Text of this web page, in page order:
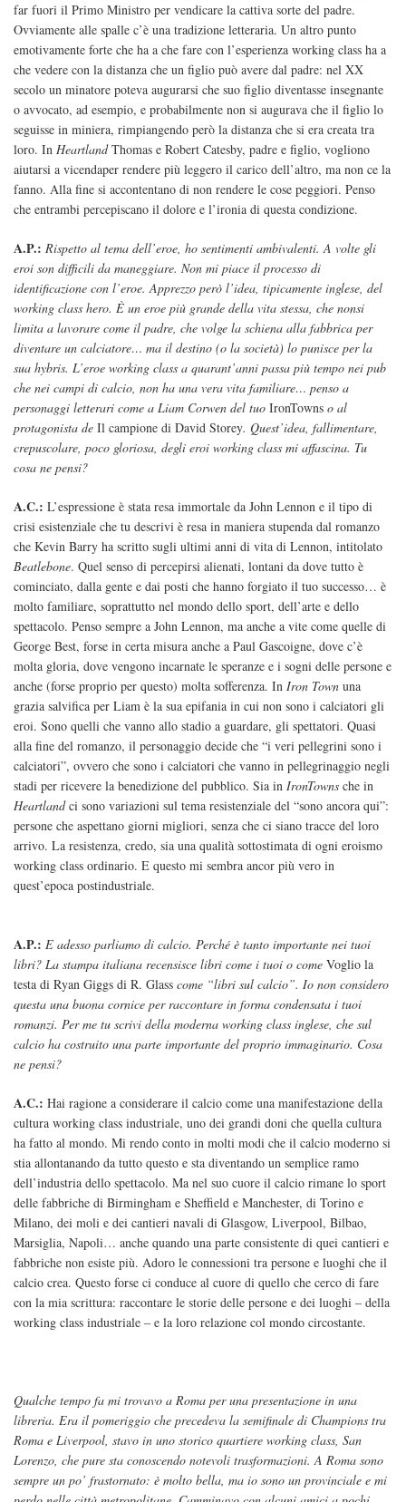
far fuori il Primo Ministro per vendicare la cattiva sorte del padre.
Ovviamente alle spalle c’è una tradizione letteraria. Un altro punto
emotivamente forte che ha a che fare con l’esperienza working class ha a
che vedere con la distanza che un figlio può avere dal padre: nel XX
secolo un minatore poteva augurarsi che suo figlio diventasse insegnante
o avvocato, ad esempio, e probabilmente non si augurava che il figlio lo
seguisse in miniera, rimpiangendo però la distanza che si era creata tra
loro. In HeartlandThomas e Robert Catesby, padre e figlio, vogliono
aiutarsi a vicendaper rendere più leggero il carico dell’altro, ma non ce la
fanno. Alla fine si accontentano di non rendere le cose peggiori. Penso
che entrambi percepiscano il dolore e l’ironia di questa condizione.
A.P.: Rispetto al tema dell’eroe, ho sentimenti ambivalenti. A volte gli
eroi son difficili da maneggiare. Non mi piace il processo di
identificazione con l’eroe. Apprezzo però l’idea, tipicamente inglese, del
working class hero. È un eroe più grande della vita stessa, che nonsi
limita a lavorare come il padre, che volge la schiena alla fabbrica per
diventare un calciatore… ma il destino (o la società) lo punisce per la
sua hybris. L’eroe working class a quarant’anni passa più tempo nei pub
che nei campi di calcio, non ha una vera vita familiare… penso a
personaggi letterari come a Liam Corwen del tuo IronTowns o al
protagonista de Il campione di David Storey. Quest’idea, fallimentare,
crepuscolare, poco gloriosa, degli eroi working class mi affascina. Tu
cosa ne pensi?
A.C.: L’espressione è stata resa immortale da John Lennon e il tipo di
crisi esistenziale che tu descrivi è resa in maniera stupenda dal romanzo
che Kevin Barry ha scritto sugli ultimi anni di vita di Lennon, intitolato
Beatlebone. Quel senso di percepirsi alienati, lontani da dove tutto è
cominciato, dalla gente e dai posti che hanno forgiato il tuo successo… è
molto familiare, soprattutto nel mondo dello sport, dell’arte e dello
spettacolo. Penso sempre a John Lennon, ma anche a vite come quelle di
George Best, forse in certa misura anche a Paul Gascoigne, dove c’è
molta gloria, dove vengono incarnate le speranze e i sogni delle persone e
anche (forse proprio per questo) molta sofferenza. In Iron Town una
grazia salvifica per Liam è la sua epifania in cui non sono i calciatori gli
eroi. Sono quelli che vanno allo stadio a guardare, gli spettatori. Quasi
alla fine del romanzo, il personaggio decide che “i veri pellegrini sono i
calciatori”, ovvero che sono i calciatori che vanno in pellegrinaggio negli
stadi per ricevere la benedizione del pubblico. Sia in IronTowns che in
Heartlandci sono variazioni sul tema resistenziale del “sono ancora qui”:
persone che aspettano giorni migliori, senza che ci siano tracce del loro
arrivo. La resistenza, credo, sia una qualità sottostimata di ogni eroismo
working class ordinario. E questo mi sembra ancor più vero in
quest’epoca postindustriale.
A.P.: E adesso parliamo di calcio. Perché è tanto importante nei tuoi
libri? La stampa italiana recensisce libri come i tuoi o come Voglio la
testa di Ryan Giggs di R. Glass come “libri sul calcio”. Io non considero
questa una buona cornice per raccontare in forma condensata i tuoi
romanzi. Per me tu scrivi della moderna working class inglese, che sul
calcio ha costruito una parte importante del proprio immaginario. Cosa
ne pensi?
A.C.: Hai ragione a considerare il calcio come una manifestazione della
cultura working class industriale, uno dei grandi doni che quella cultura
ha fatto al mondo. Mi rendo conto in molti modi che il calcio moderno si
stia allontanando da tutto questo e sta diventando un semplice ramo
dell’industria dello spettacolo. Ma nel suo cuore il calcio rimane lo sport
delle fabbriche di Birmingham e Sheffield e Manchester, di Torino e
Milano, dei moli e dei cantieri navali di Glasgow, Liverpool, Bilbao,
Marsiglia, Napoli… anche quando una parte consistente di quei cantieri e
fabbriche non esiste più. Adoro le connessioni tra persone e luoghi che il
calcio crea. Questo forse ci conduce al cuore di quello che cerco di fare
con la mia scrittura: raccontare le storie delle persone e dei luoghi – della
working class industriale – e la loro relazione col mondo circostante.
Qualche tempo fa mi trovavo a Roma per una presentazione in una
libreria. Era il pomeriggio che precedeva la semifinale di Champions tra
Roma e Liverpool, stavo in uno storico quartiere working class, San
Lorenzo, che pure sta conoscendo notevoli trasformazioni. A Roma sono
sempre un po’ frastornato: è molto bella, ma io sono un provinciale e mi